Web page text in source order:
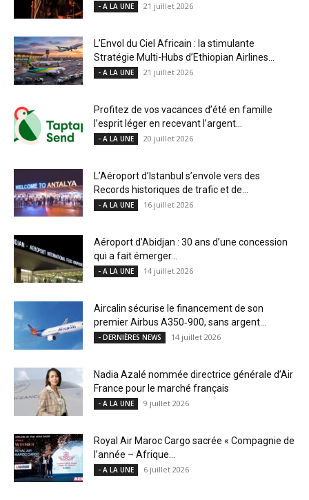
- A LA UNE 21 juillet 2026
L’Envol du Ciel Africain : la stimulante
Stratégie Multi-Hubs d’Ethiopian Airlines...
- A LA UNE 21 juillet 2026
Profitez de vos vacances d’été en famille
l’esprit léger en recevant l’argent...
- A LA UNE 20 juillet 2026
L’Aéroport d’Istanbul s’envole vers des
Records historiques de trafic et de...
- A LA UNE 16 juillet 2026
Aéroport d’Abidjan : 30 ans d’une concession
qui a fait émerger...
- A LA UNE 14 juillet 2026
Aircalin sécurise le financement de son
premier Airbus A350‑900, sans argent...
- DERNIÈRES NEWS 14 juillet 2026
Nadia Azalé nommée directrice générale d’Air
France pour le marché français
- A LA UNE 9 juillet 2026
Royal Air Maroc Cargo sacrée « Compagnie de
l’année – Afrique...
- A LA UNE 6 juillet 2026